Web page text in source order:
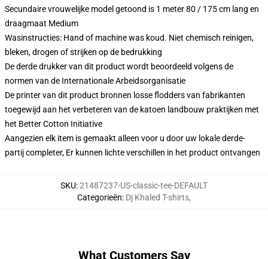
Secundaire vrouwelijke model getoond is 1 meter 80 / 175 cm lang en
draagmaat Medium
Wasinstructies: Hand of machine was koud. Niet chemisch reinigen,
bleken, drogen of strijken op de bedrukking
De derde drukker van dit product wordt beoordeeld volgens de
normen van de Internationale Arbeidsorganisatie
De printer van dit product bronnen losse flodders van fabrikanten
toegewijd aan het verbeteren van de katoen landbouw praktijken met
het Better Cotton Initiative
Aangezien elk item is gemaakt alleen voor u door uw lokale derde-
partij completer, Er kunnen lichte verschillen in het product ontvangen
SKU:21487237-US-classic-tee-DEFAULT
Categorieën: Dj Khaled T-shirts,
What Customers Say